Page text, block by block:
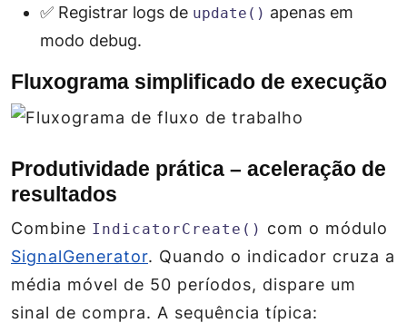
✅ Registrar logs de update() apenas em
modo debug.
Fluxograma simplificado de execução
Produtividade prática – aceleração de
resultados
Combine IndicatorCreate() com o módulo
SignalGenerator. Quando o indicador cruza a
média móvel de 50 períodos, dispare um
sinal de compra. A sequência típica: